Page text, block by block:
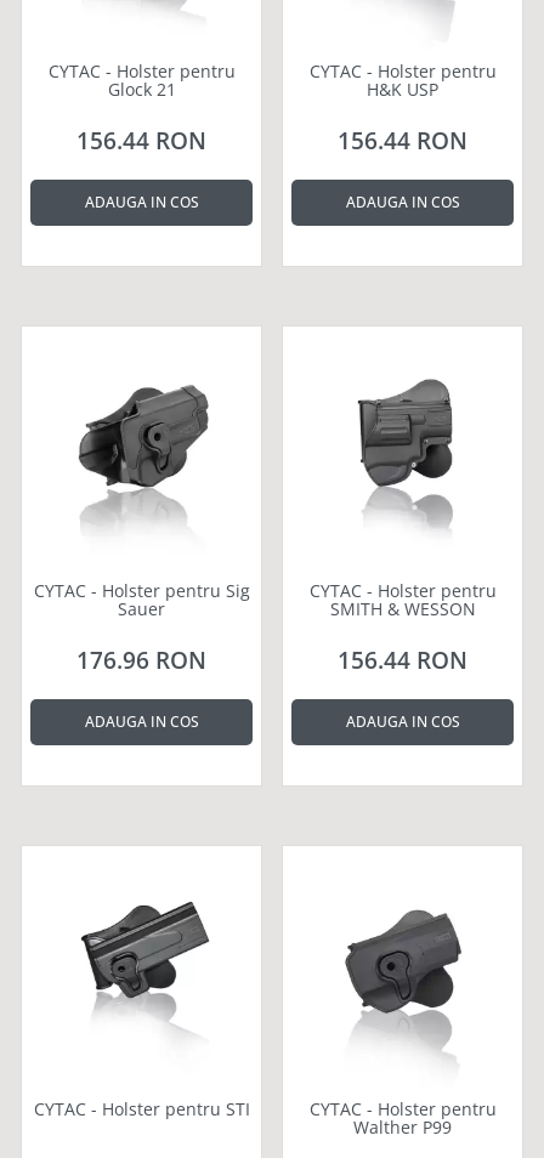
CYTAC - Holster pentru
Glock 21
156.44 RON
ADAUGA IN COS
CYTAC - Holster pentru
H&K USP
156.44 RON
ADAUGA IN COS
CYTAC - Holster pentru Sig
Sauer
176.96 RON
ADAUGA IN COS
CYTAC - Holster pentru
SMITH & WESSON
156.44 RON
ADAUGA IN COS
CYTAC - Holster pentru STI CYTAC - Holster pentru
Walther P99